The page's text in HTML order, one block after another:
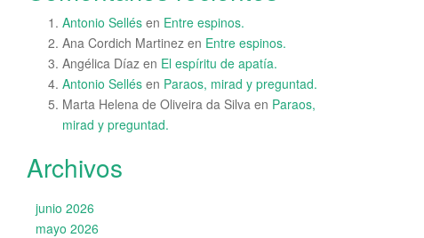
Antonio Sellés en Entre espinos.
Ana Cordich Martinez en Entre espinos.
Angélica Díaz en El espíritu de apatía.
Antonio Sellés en Paraos, mirad y preguntad.
Marta Helena de Oliveira da Silva en Paraos,
mirad y preguntad.
Archivos
junio 2026
mayo 2026